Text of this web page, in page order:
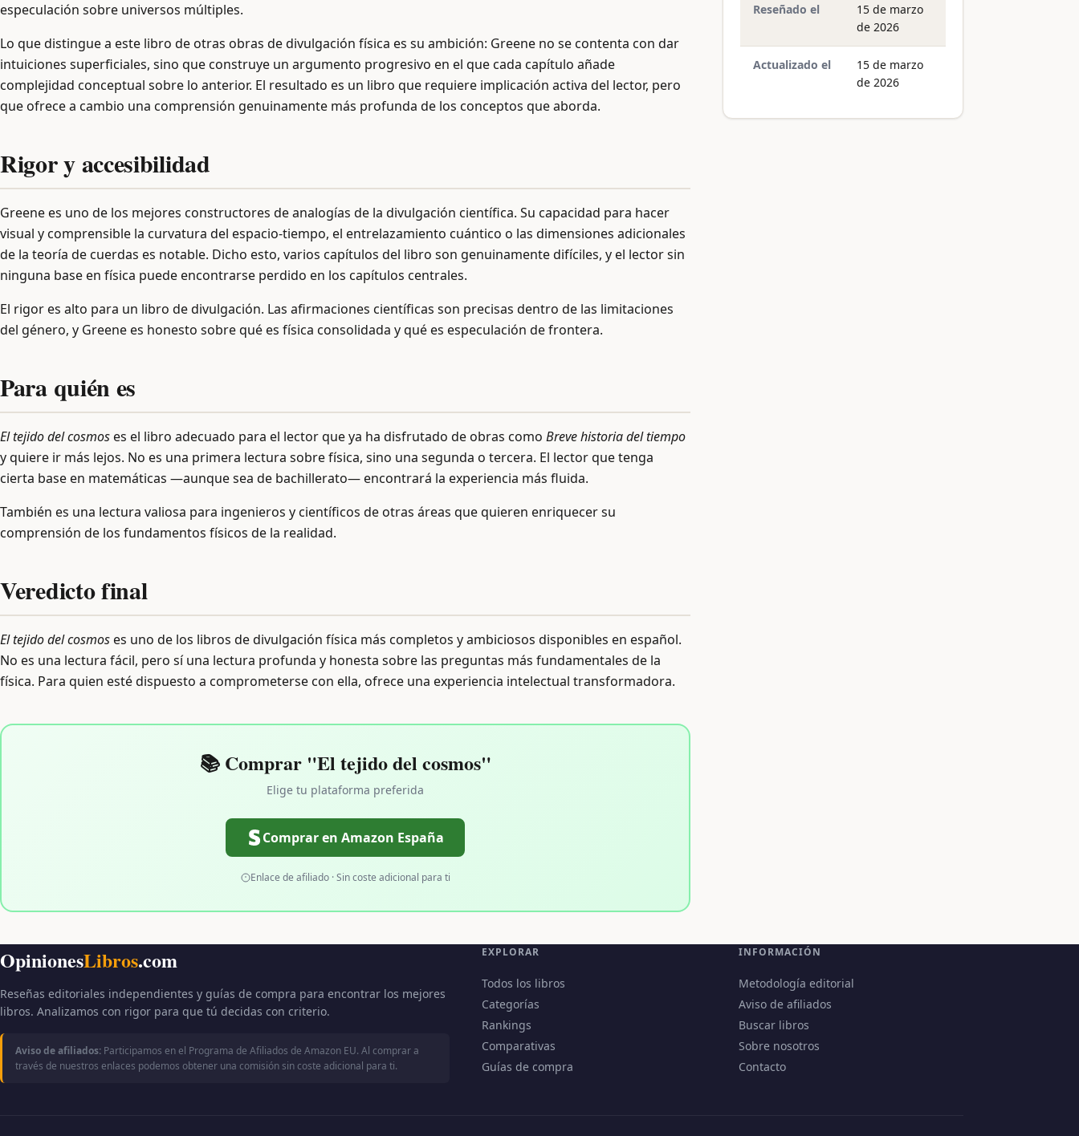
especulación sobre universos múltiples.
Lo que distingue a este libro de otras obras de divulgación física es su ambición: Greene no se contenta con dar
intuiciones superficiales, sino que construye un argumento progresivo en el que cada capítulo añade
complejidad conceptual sobre lo anterior. El resultado es un libro que requiere implicación activa del lector, pero
que ofrece a cambio una comprensión genuinamente más profunda de los conceptos que aborda.
Rigor y accesibilidad
Greene es uno de los mejores constructores de analogías de la divulgación científica. Su capacidad para hacer
visual y comprensible la curvatura del espacio-tiempo, el entrelazamiento cuántico o las dimensiones adicionales
de la teoría de cuerdas es notable. Dicho esto, varios capítulos del libro son genuinamente difíciles, y el lector sin
ninguna base en física puede encontrarse perdido en los capítulos centrales.
El rigor es alto para un libro de divulgación. Las afirmaciones científicas son precisas dentro de las limitaciones
del género, y Greene es honesto sobre qué es física consolidada y qué es especulación de frontera.
Para quién es
El tejido del cosmoses el libro adecuado para el lector que ya ha disfrutado de obras como Breve historia del tiempo
y quiere ir más lejos. No es una primera lectura sobre física, sino una segunda o tercera. El lector que tenga
cierta base en matemáticas —aunque sea de bachillerato— encontrará la experiencia más fluida.
También es una lectura valiosa para ingenieros y científicos de otras áreas que quieren enriquecer su
comprensión de los fundamentos físicos de la realidad.
Veredicto final
El tejido del cosmoses uno de los libros de divulgación física más completos y ambiciosos disponibles en español.
No es una lectura fácil, pero sí una lectura profunda y honesta sobre las preguntas más fundamentales de la
física. Para quien esté dispuesto a comprometerse con ella, ofrece una experiencia intelectual transformadora.
📚 Comprar "El tejido del cosmos"
Elige tu plataforma preferida
Comprar en Amazon España
Enlace de afiliado · Sin coste adicional para ti
Reseñado el
15 de marzo
de 2026
Actualizado el
15 de marzo
de 2026
OpinionesLibros.com
Reseñas editoriales independientes y guías de compra para encontrar los mejores
libros. Analizamos con rigor para que tú decidas con criterio.
Aviso de afiliados: Participamos en el Programa de Afiliados de Amazon EU. Al comprar a
través de nuestros enlaces podemos obtener una comisión sin coste adicional para ti.
EXPLORAR
Todos los libros
Categorías
Rankings
Comparativas
Guías de compra
INFORMACIÓN
Metodología editorial
Aviso de afiliados
Buscar libros
Sobre nosotros
Contacto